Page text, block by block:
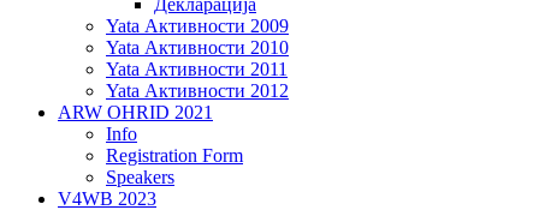
Декларација
Yata Активности 2009
Yata Активности 2010
Yata Активности 2011
Yata Активности 2012
ARW OHRID 2021
Info
Registration Form
Speakers
V4WB 2023